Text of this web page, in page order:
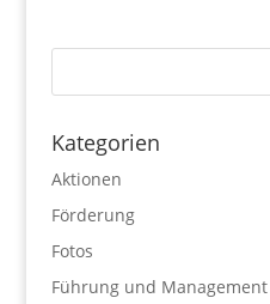
Kategorien
Aktionen
Förderung
Fotos
Führung und Management